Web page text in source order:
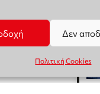
Δεν
Πολιτική Cookies